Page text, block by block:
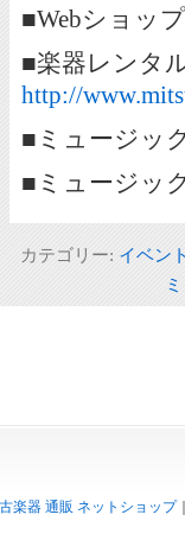
■Webショッ
■楽器レンタ
http://
■ミュージッ
■ミュージッ
カテゴリー: イベン
楽器 通販 ネットショップ